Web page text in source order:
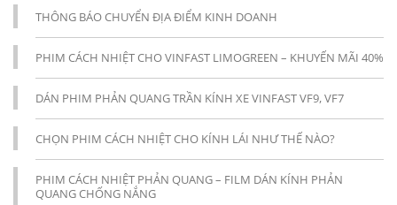
THÔNG BÁO CHUYỂN ĐỊA ĐIỂM KINH DOANH
PHIM CÁCH NHIỆT CHO VINFAST LIMOGREEN – KHUYẾN MÃI 40%
DÁN PHIM PHẢN QUANG TRẦN KÍNH XE VINFAST VF9, VF7
CHỌN PHIM CÁCH NHIỆT CHO KÍNH LÁI NHƯ THẾ NÀO?
PHIM CÁCH NHIỆT PHẢN QUANG – FILM DÁN KÍNH PHẢN
QUANG CHỐNG NẮNG